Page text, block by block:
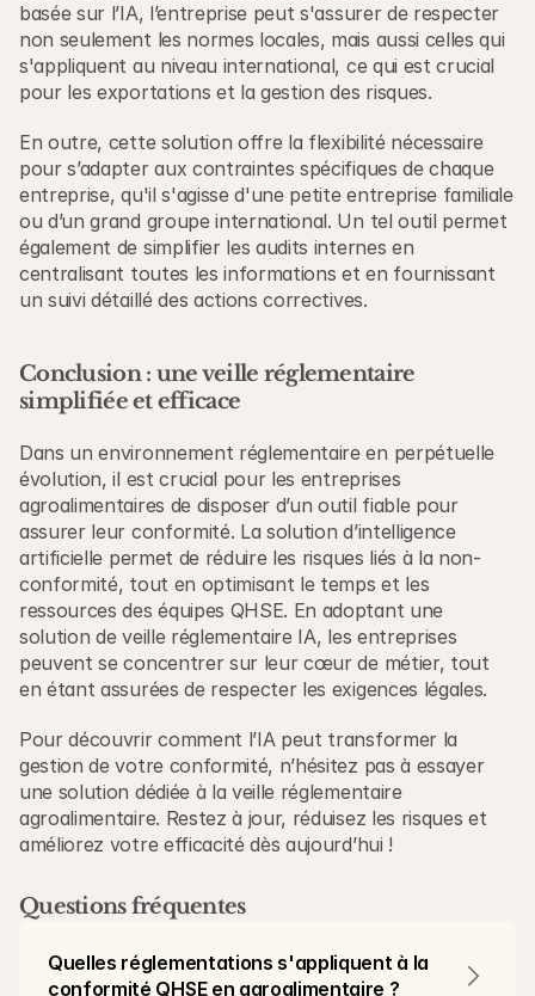
basée sur l’IA, l’entreprise peut s'assurer de respecter
non seulement les normes locales, mais aussi celles qui
s'appliquent au niveau international, ce qui est crucial
pour les exportations et la gestion des risques.
En outre, cette solution offre la flexibilité nécessaire
pour s’adapter aux contraintes spécifiques de chaque
entreprise, qu'il s'agisse d'une petite entreprise familiale
ou d’un grand groupe international. Un tel outil permet
également de simplifier les audits internes en
centralisant toutes les informations et en fournissant
un suivi détaillé des actions correctives.
Conclusion : une veille réglementaire
simplifiée et efficace
Dans un environnement réglementaire en perpétuelle
évolution, il est crucial pour les entreprises
agroalimentaires de disposer d’un outil fiable pour
assurer leur conformité. La solution d’intelligence
artificielle permet de réduire les risques liés à la non-
conformité, tout en optimisant le temps et les
ressources des équipes QHSE. En adoptant une
solution de veille réglementaire IA, les entreprises
peuvent se concentrer sur leur cœur de métier, tout
en étant assurées de respecter les exigences légales.
Pour découvrir comment l’IA peut transformer la
gestion de votre conformité, n’hésitez pas à essayer
une solution dédiée à la veille réglementaire
agroalimentaire. Restez à jour, réduisez les risques et
améliorez votre efficacité dès aujourd’hui !
Questions fréquentes
Quelles réglementations s'appliquent à la
conformité QHSE en agroalimentaire ?